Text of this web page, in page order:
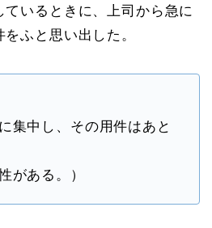
いるときに、上司から急に
ふと思い出した。
集中し、その用件はあと
がある。）